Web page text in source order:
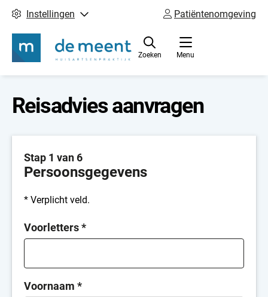
Instellingen Patiëntenomgeving
Menu
Zoeken
Reisadvies aanvragen
Stap 1 van 6
Persoonsgegevens
* Verplicht veld.
Voorletters*
Voornaam *